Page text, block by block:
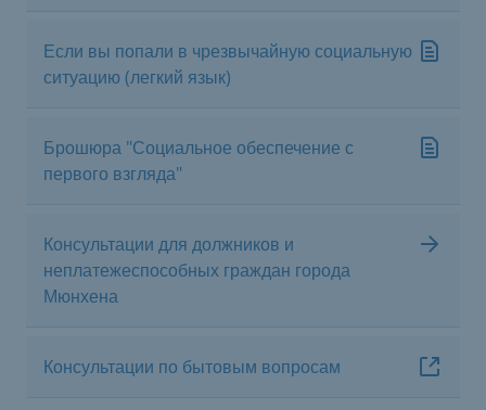
Если вы попали в чрезвычайную социальную
ситуацию (легкий язык)
Брошюра "Социальное обеспечение с
первого взгляда"
Консультации для должников и
неплатежеспособных граждан города
Мюнхена
Консультации по бытовым вопросам